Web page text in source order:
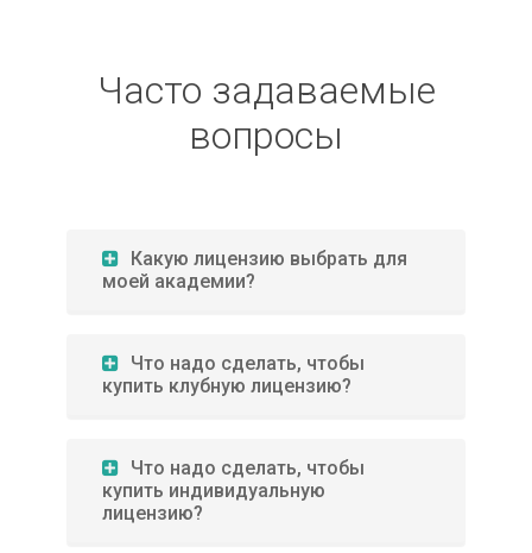
Часто задаваемые
вопросы
Какую лицензию выбрать для
моей академии?
Что надо сделать, чтобы
купить клубную лицензию?
Что надо сделать, чтобы
купить индивидуальную
лицензию?